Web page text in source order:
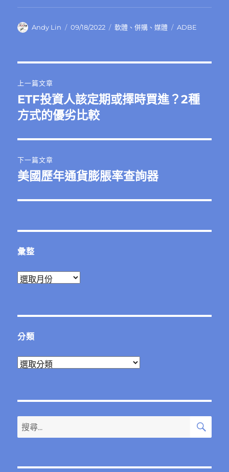
作
Andy Lin
發
09/18/2022
分
軟體 、併購 、媒體
標
ADBE
章
導
覽
上一篇文章
上
一
文
章:
ETF投資人該定期或擇時買進？2種
方式的優劣比較
下一篇文章
下
篇
章:
美國歷年通貨膨脹率查詢器
彙整
彙
分類
分
搜
尋
鍵
搜